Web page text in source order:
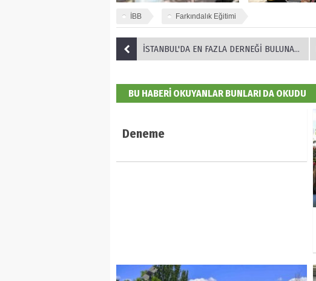
İBB Farkındalık Eğitimi
İSTANBUL'DA EN FAZLA DERNEĞİ BULUNAN İL SİVAS
BU HABERİ OKUYANLAR BUNLARI DA OKUDU
Deneme